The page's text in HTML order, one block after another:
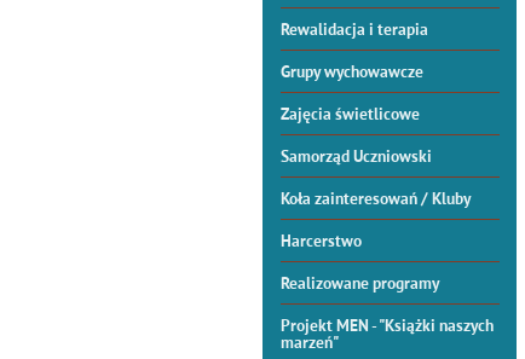
Rewalidacja i terapia
Grupy wychowawcze
Zajęcia świetlicowe
Samorząd Uczniowski
Koła zainteresowań / Kluby
Harcerstwo
Realizowane programy
Projekt MEN - "Książki naszych
marzeń"